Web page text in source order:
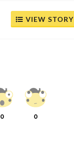
VIEW STORY
0 0